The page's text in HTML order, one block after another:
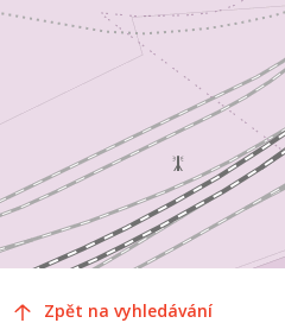
Zpět na vyhledávání